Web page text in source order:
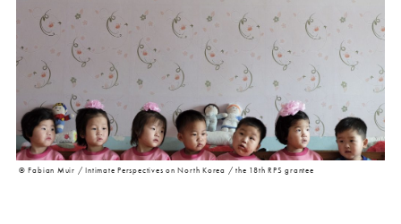
©︎ Fabian Muir / Intimate Perspectives on North Korea / the 18th RPS grantee